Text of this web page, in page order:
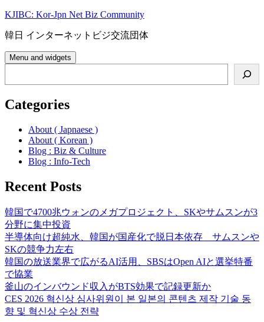
Skip
content
KJIBC: Kor-Jpn Net Biz Community
韓日 インターネットビジ交流団体
Menu and widgets
Categories
About ( Japnaese )
About ( Korean )
Blog : Biz & Culture
Blog : Info-Tech
Recent Posts
韓国で4700兆ウォンのメガプロジェクト、SKやサムスンが3
分野に集中投資
半導体向け超純水、韓国が国産化で脱日本依存 サムスンや
SKの競争力左右
韓国の放送業界で広がるAI活用、SBSはOpen AIと選挙特番
で協業
釜山のインバウンド収入がBTS効果で記録更新か
CES 2026 혁신상 심사위원이 본 일본의 콘텐츠 제작 기술 동
향 및 혁신상 수상 전략